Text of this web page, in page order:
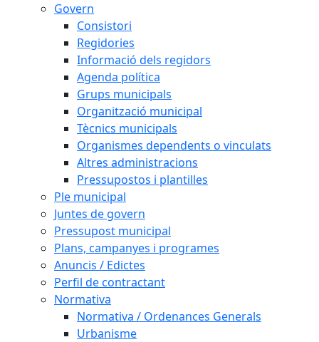
Govern
Consistori
Regidories
Informació dels regidors
Agenda política
Grups municipals
Organització municipal
Tècnics municipals
Organismes dependents o vinculats
Altres administracions
Pressupostos i plantilles
Ple municipal
Juntes de govern
Pressupost municipal
Plans, campanyes i programes
Anuncis / Edictes
Perfil de contractant
Normativa
Normativa / Ordenances Generals
Urbanisme